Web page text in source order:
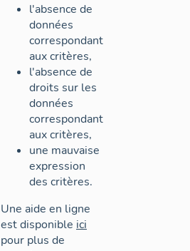
l'absence de
données
correspondant
aux critères,
l'absence de
droits sur les
données
correspondant
aux critères,
une mauvaise
expression
des critères.
Une aide en ligne
est disponible ici
pour plus de